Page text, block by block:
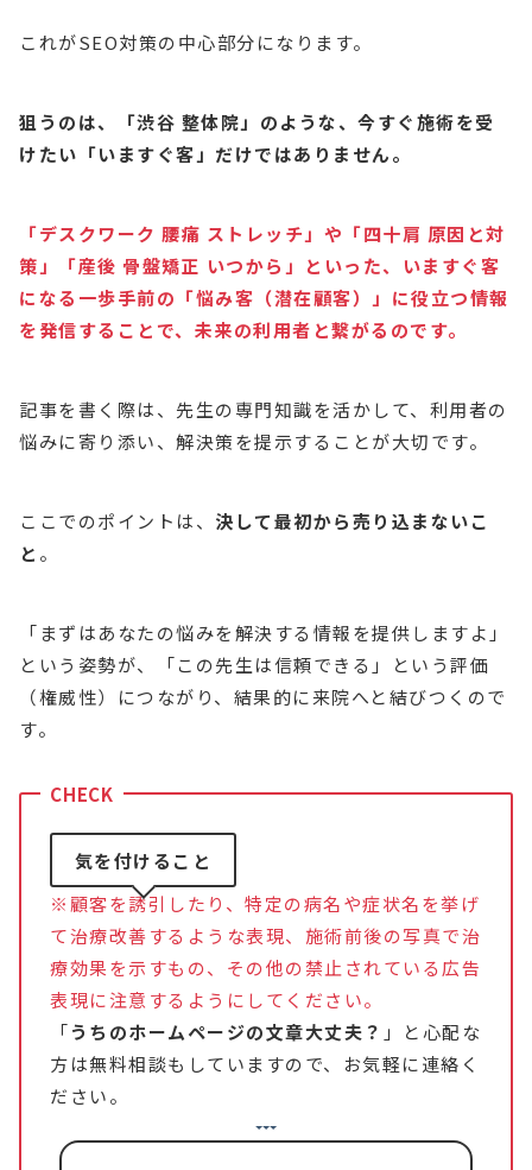
これがSEO対策の中心部分になります。
狙うのは、「渋谷 整体院」のような、今すぐ施術を受
けたい「いますぐ客」だけではありません。
「デスクワーク 腰痛 ストレッチ」や「四十肩 原因と対
策」「産後 骨盤矯正 いつから」といった、いますぐ客
になる一歩手前の「悩み客（潜在顧客）」に役立つ情報
を発信することで、未来の利用者と繋がるのです。
記事を書く際は、先生の専門知識を活かして、利用者の
悩みに寄り添い、解決策を提示することが大切です。
ここでのポイントは、 決して最初から売り込まないこ
と 。
「まずはあなたの悩みを解決する情報を提供しますよ」
という姿勢が、「この先生は信頼できる」という評価
（権威性）につながり、結果的に来院へと結びつくので
す。
気を付けること
※顧客を誘引したり、特定の病名や症状名を挙げ
て治療改善するような表現、施術前後の写真で治
療効果を示すもの、その他の禁止されている広告
表現に注意するようにしてください。
「うちのホームページの文章大丈夫？ 」と心配な
方は無料相談もしていますので、お気軽に連絡く
ださい。